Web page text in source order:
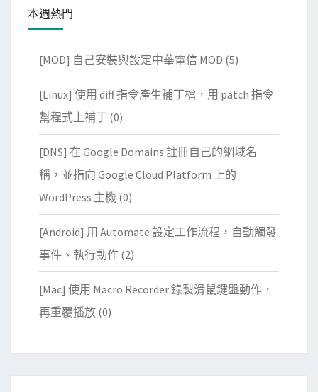
本週熱門
[MOD] 自己安裝與設定中華電信 MOD (5)
[Linux] 使用 diff 指令產生補丁檔，用 patch 指令
幫程式上補丁 (0)
[DNS] 在 Google Domains 註冊自己的網域名
稱，並指向 Google Cloud Platform 上的
WordPress 主機 (0)
[Android] 用 Automate 設定工作流程，自動觸發
事件、執行動作 (2)
[Mac] 使用 Macro Recorder 錄製滑鼠鍵盤動作，
再重覆播放 (0)